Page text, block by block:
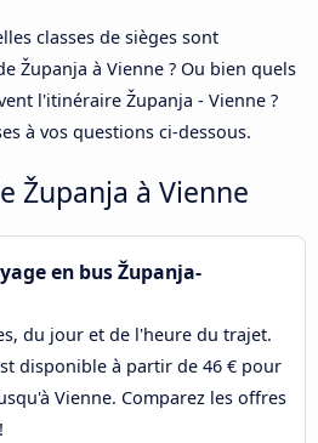
classes de sièges sont
Županja à Vienne ? Ou bien quels
l'itinéraire Županja - Vienne ?
à vos questions ci-dessous.
Županja à Vienne
en bus Županja-
du jour et de l'heure du trajet.
disponible à partir de 46 € pour
Vienne. Comparez les offres